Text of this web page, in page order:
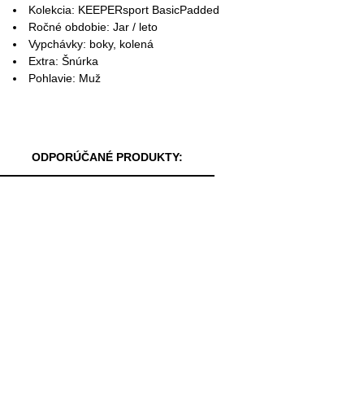
Kolekcia: KEEPERsport BasicPadded
Ročné obdobie: Jar / leto
Vypchávky: boky, kolená
Extra: Šnúrka
Pohlavie: Muž
ODPORÚČANÉ PRODUKTY: